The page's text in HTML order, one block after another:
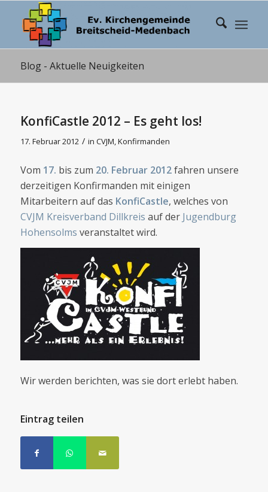
Blog - Aktuelle Neuigkeiten
KonfiCastle 2012 – Es geht los!
17. Februar 2012 / in CVJM,Konfirmanden
Vom 17. bis zum 20. Februar 2012fahren unsere
derzeitigen Konfirmanden mit einigen
Mitarbeitern auf das KonfiCastle, welches von
CVJM Kreisverband Dillkreis auf derJugendburg
Hohensolms veranstaltet wird.
Wir werden berichten, was sie dort erlebt haben.
Eintrag teilen